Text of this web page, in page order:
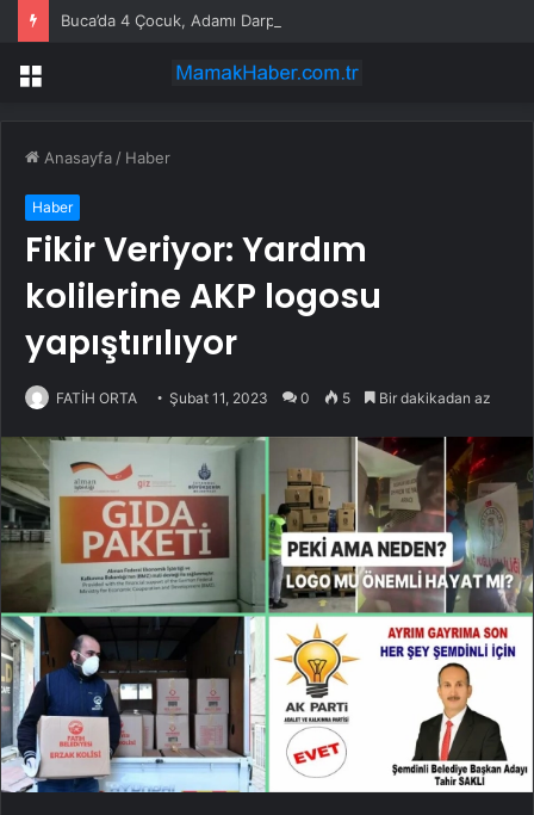
Buca’da 4 Çocuk, Adamı Darp Etti
Menü
Anasayfa / Haber
Haber
Fikir Veriyor: Yardım
kolilerine AKP logosu
yapıştırılıyor
FATİH ORTA Şubat 11, 2023 0 5 Bir dakikadan az